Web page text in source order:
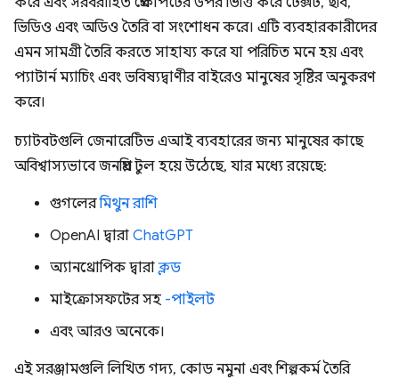
ভিডিও এবং অডিও তৈরি বা সংশোধন করে। এটি ব্যবহারকারীদের
এমন সামগ্রী তৈরি করতে সাহায্য করে যা পরিচিত মনে হয় এবং
প্যাটার্ন ম্যাচিং এবং ভবিষ্যদ্বাণীর বাইরেও মানুষের সৃষ্টির অনুকরণ
করে।
চ্যাটবটগুলি জেনারেটিভ এআই ব্যবহারের জন্য মানুষের কাছে
অবিশ্বাস্যভাবে জনপ্রিয় টুল হয়ে উঠেছে, যার মধ্যে রয়েছে:
গুগলেরমিথুন রাশি
OpenAI দ্বারা ChatGPT
অ্যানথ্রোপিক দ্বারাক্লড
মাইক্রোসফটের সহ -পাইলট
এবং আরও অনেকে।
এই সরঞ্জামগুলি লিখিত গদ্য, কোড নমুনা এবং শিল্পকর্ম তৈরি